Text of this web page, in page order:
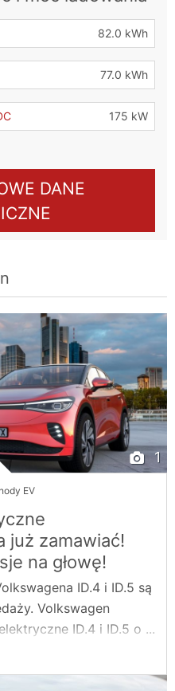
82.0 kWh
77.0 kWh
175 kW
DANE
1
EV
już zamawiać!
na głowę!
ID.4 i ID.5 są
Volkswagen
ID.4 i ID.5 o ...